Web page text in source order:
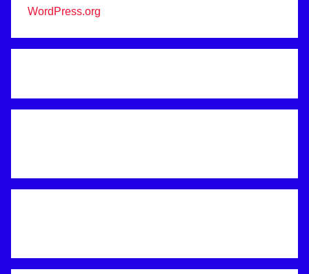
WordPress.org